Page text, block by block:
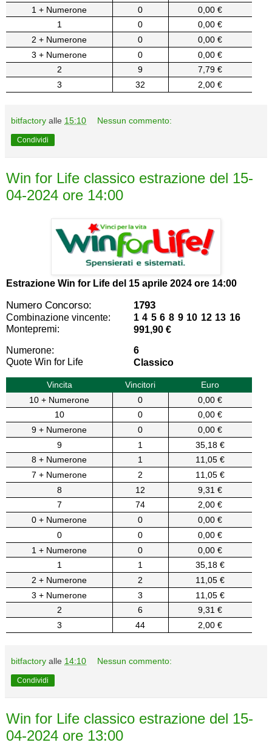
1 + Numerone
0
0,00 €
1
0
0,00 €
2 + Numerone
0
0,00 €
3 + Numerone
0
0,00 €
2
9
7,79 €
3
32 2,00 €
bitfactory alle 15:10 Nessun commento:
Condividi
Win for Life classico estrazione del 15-
04-2024 ore 14:00
Estrazione Win for Life del 15 aprile 2024 ore 14:00
Numero Concorso: 1793
Combinazione vincente:
1 4 5 6 8 9 10 12 13 16
Montepremi:
991,90 €
Numerone:
6
Quote Win for Life
Classico
Vincita Vincitori
Euro
10 + Numerone
0
0,00 €
10
0
0,00 €
9 + Numerone
0
0,00 €
9
1
35,18 €
8 + Numerone
1
11,05 €
7 + Numerone
2
11,05 €
8
12
9,31 €
7
74
2,00 €
0 + Numerone
0
0,00 €
0
0
0,00 €
1 + Numerone
0
0,00 €
1
1
35,18 €
2 + Numerone
2
11,05 €
3 + Numerone
3
11,05 €
2
6
9,31 €
3
44 2,00 €
bitfactory alle 14:10 Nessun commento:
Condividi
Win for Life classico estrazione del 15-
04-2024 ore 13:00